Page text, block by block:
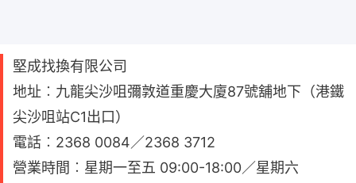
堅成找換有限公司
地址︰九龍尖沙咀彌敦道重慶大廈87號舖地下（港鐵
尖沙咀站C1出口）
電話︰2368 0084／2368 3712
營業時間︰星期一至五 09:00-18:00／星期六